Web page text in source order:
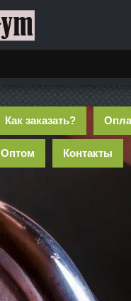
Как заказать?
Оптом Контакты